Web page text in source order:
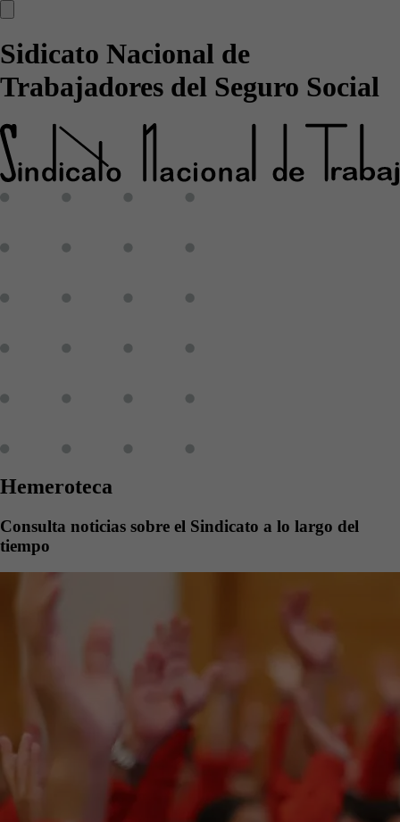
Sidicato Nacional de
Trabajadores del Seguro Social
Hemeroteca
Consulta noticias sobre el Sindicato a lo largo del
tiempo